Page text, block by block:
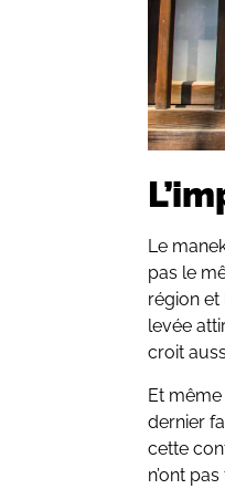
Le
pas le
région et
levée
croit
Et
dernier
cette
n’ont